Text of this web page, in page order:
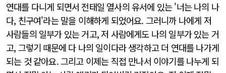
연대를 다니게 되면서 전태일 열사의 유서에 있는 '너는 나의 나
다, 친구여'라는 말을 이해하게 되었어요. 그러니까 나에게 저
사람들의 일부가 있는 거고, 저 사람에게도 나의 일부가 있는 거
고, 그렇기 때문에 다 나의 일이다라 생각하고 더 연대를 나가게
되는 것 같아요. 그리고 이제는 직접 만나서 이야기를 나누게 되